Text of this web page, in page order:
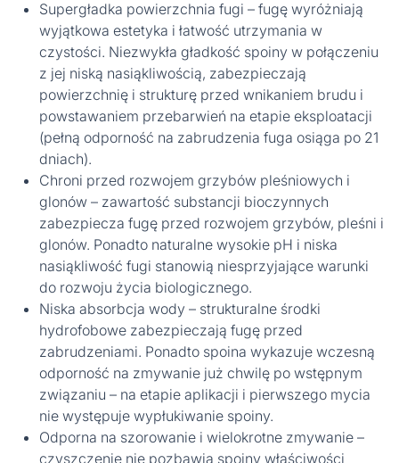
Supergładka powierzchnia fugi – fugę wyróżniają
wyjątkowa estetyka i łatwość utrzymania w
czystości. Niezwykła gładkość spoiny w połączeniu
z jej niską nasiąkliwością, zabezpieczają
powierzchnię i strukturę przed wnikaniem brudu i
powstawaniem przebarwień na etapie eksploatacji
(pełną odporność na zabrudzenia fuga osiąga po 21
dniach).
Chroni przed rozwojem grzybów pleśniowych i
glonów – zawartość substancji bioczynnych
zabezpiecza fugę przed rozwojem grzybów, pleśni i
glonów. Ponadto naturalne wysokie pH i niska
nasiąkliwość fugi stanowią niesprzyjające warunki
do rozwoju życia biologicznego.
Niska absorbcja wody – strukturalne środki
hydrofobowe zabezpieczają fugę przed
zabrudzeniami. Ponadto spoina wykazuje wczesną
odporność na zmywanie już chwilę po wstępnym
związaniu – na etapie aplikacji i pierwszego mycia
nie występuje wypłukiwanie spoiny.
Odporna na szorowanie i wielokrotne zmywanie –
czyszczenie nie pozbawia spoiny właściwości